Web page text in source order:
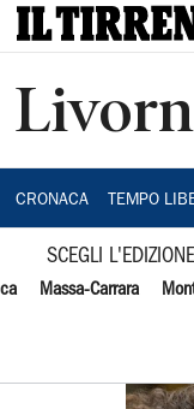
CRONACA TEMPO
SCEGLI L'EDIZIONE
Massa-Carrara